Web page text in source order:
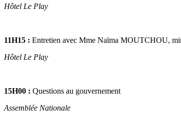
Hôtel Le Play
11H15 : Entretien avec Mme Naïma MOUTCHOU,
Hôtel Le Play
15H00 : Questions au gouvernement
Assemblée Nationale